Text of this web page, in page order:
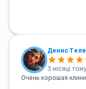
Денис
3 місяці
Очень хорошая